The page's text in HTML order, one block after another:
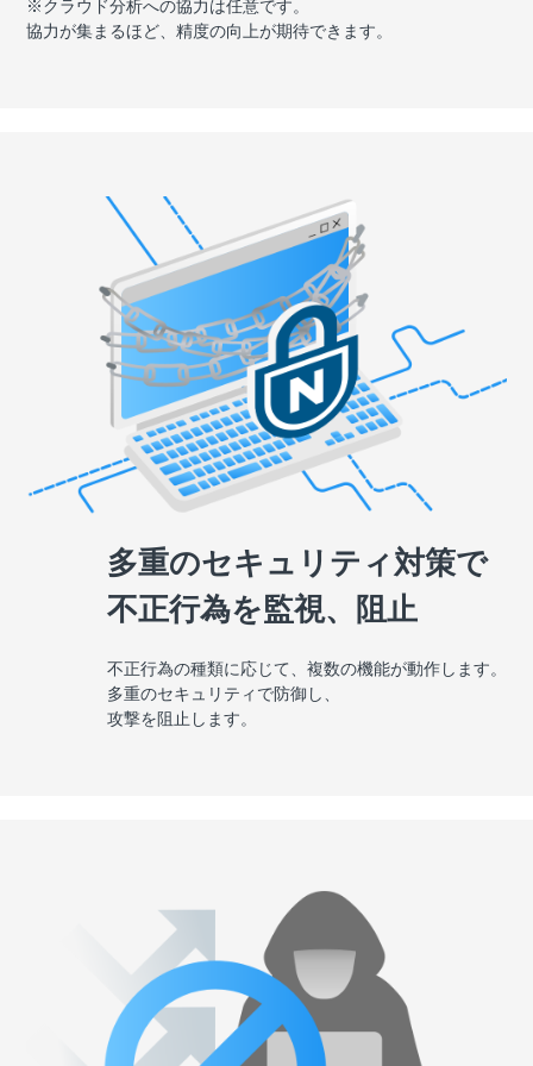
※クラウド分析への協力は任意です。
協力が集まるほど、精度の向上が期待できます。
多重のセキュリティ対策で
不正行為を監視、阻止
不正行為の種類に応じて、 複数の機能が動作します。
多重のセキュリティで防御し、
攻撃を阻止します。